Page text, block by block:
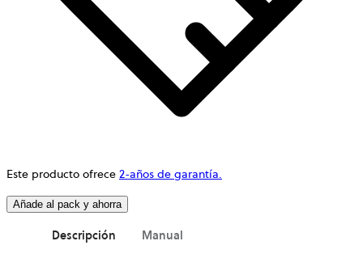
Este producto ofrece 2-años de garantía.
Añade al pack y ahorra
Descripción Manual